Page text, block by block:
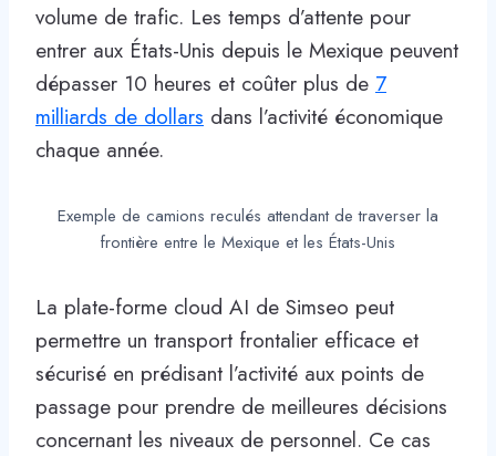
volume de trafic. Les temps d’attente pour
entrer aux États-Unis depuis le Mexique peuvent
dépasser 10 heures et coûter plus de 7
milliards de dollars dans l’activité économique
chaque année.
Exemple de camions reculés attendant de traverser la
frontière entre le Mexique et les États-Unis
La plate-forme cloud AI de Simseo peut
permettre un transport frontalier efficace et
sécurisé en prédisant l’activité aux points de
passage pour prendre de meilleures décisions
concernant les niveaux de personnel. Ce cas